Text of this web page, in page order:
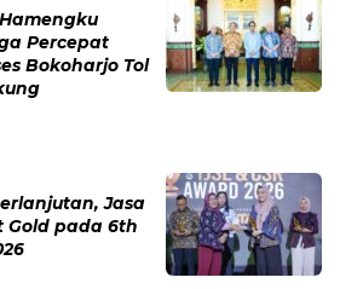
Percepat
Bokoharjo Tol
Jasa
Gold pada 6th